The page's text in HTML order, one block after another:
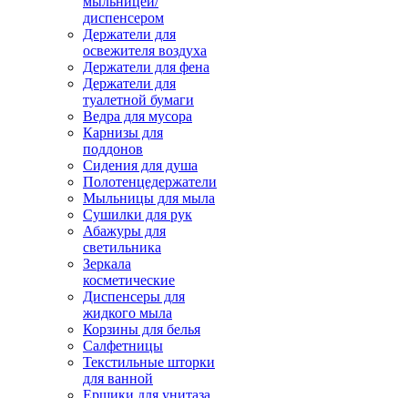
диспенсером
Держатели для
освежителя воздуха
Держатели для фена
Держатели для
туалетной бумаги
Ведра для мусора
Карнизы для
поддонов
Сидения для душа
Полотенцедержатели
Мыльницы для мыла
Сушилки для рук
Абажуры для
светильника
Зеркала
косметические
Диспенсеры для
жидкого мыла
Корзины для белья
Салфетницы
Текстильные шторки
для ванной
Ершики для унитаза